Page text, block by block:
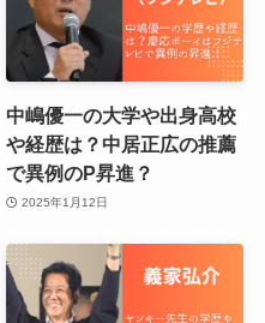
中嶋優一の大学や出身高校
や経歴は？中居正広の推薦
で異例のP昇進？
2025年1月12日